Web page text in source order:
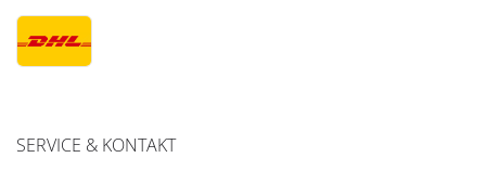
SERVICE & KONTAKT